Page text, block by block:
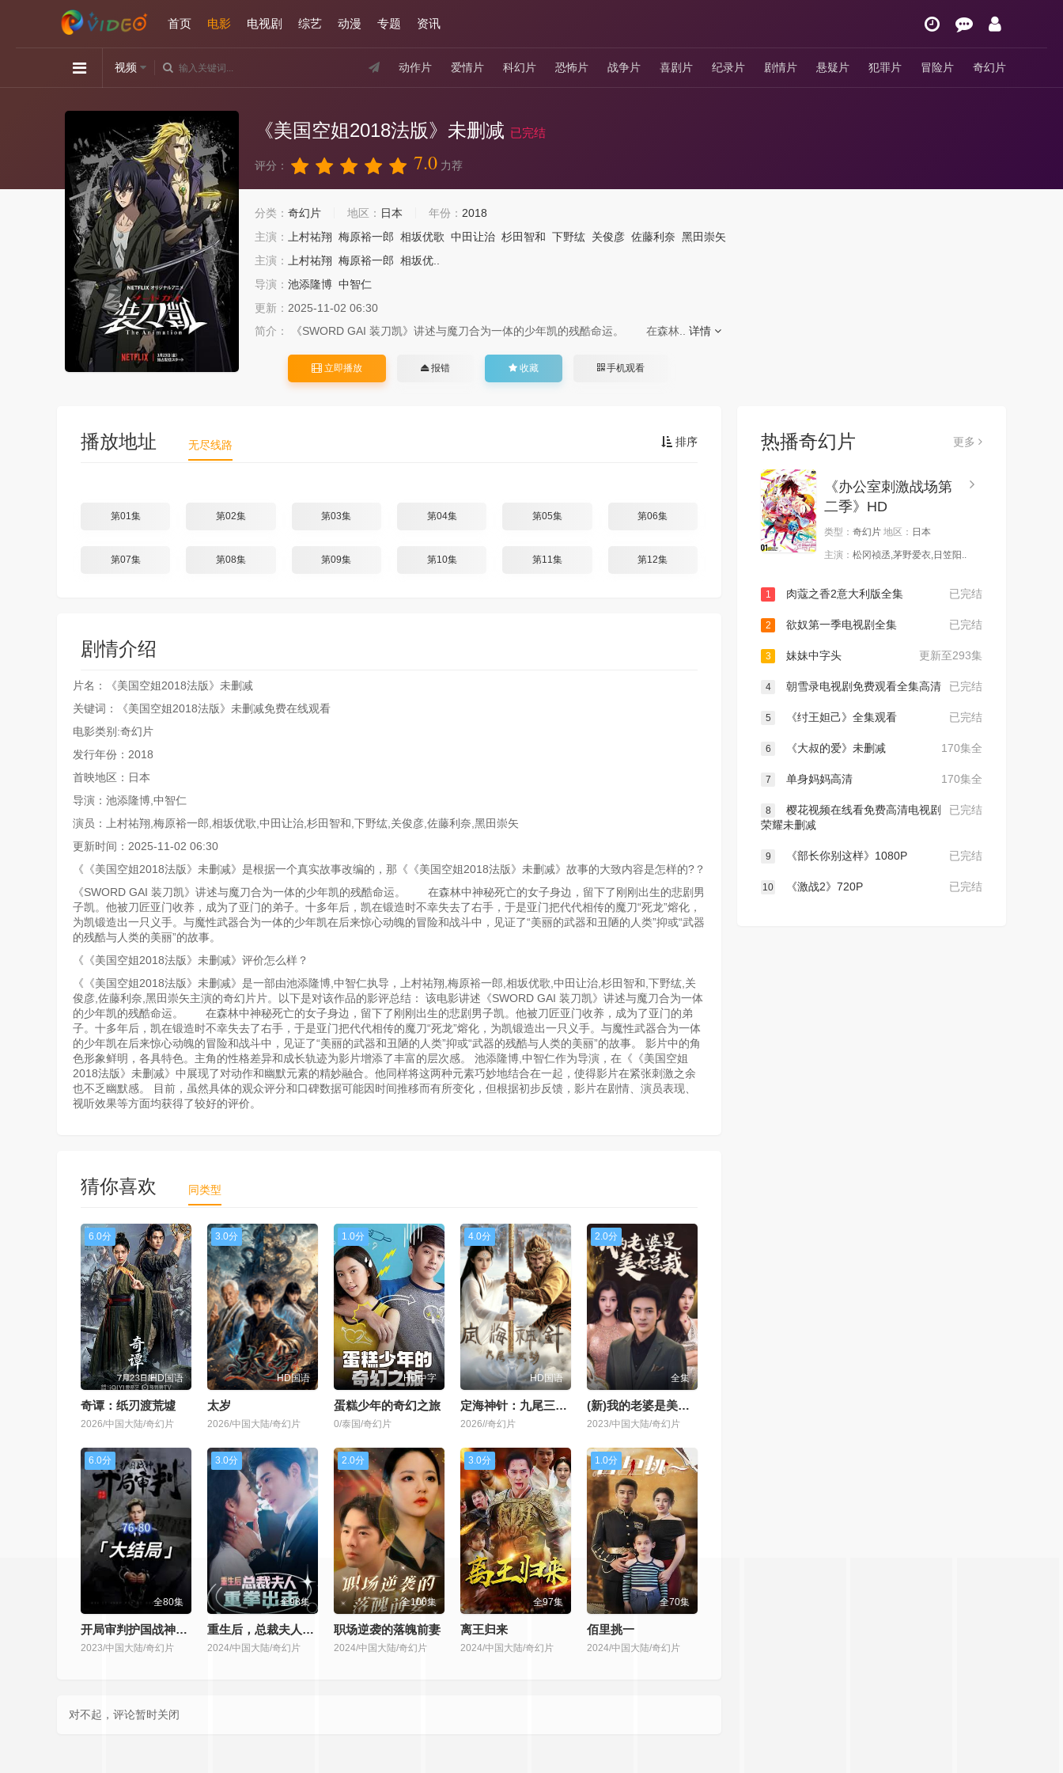
首页 电影 电视剧 综艺 动漫 专题 资讯
动作片 爱情片 科幻片 恐怖片 战争片 喜剧片 纪录片 剧情片 悬疑片 犯罪片 冒险片 奇幻片
视频
《美国空姐2018法版》未删减 已完结
评分： 7.0 力荐
分类： 奇幻片 地区： 日本 年份： 2018
主演：
上村祐翔 梅原裕一郎 相坂优歌 中田让治 杉田智和 下野纮 关俊彦 佐藤利奈 黑田崇矢
主演：
上村祐翔 梅原裕一郎 相坂优..
导演： 池添隆博 中智仁
更新： 2025-11-02 06:30
简介：
《SWORD GAI 装刀凯》讲述与魔刀合为一体的少年凯的残酷命运。 在森林.. 详情
立即播放 报错 收藏 手机观看
排序
播放地址 无尽线路
第01集 第02集 第03集 第04集 第05集 第06集
第07集 第08集 第09集 第10集 第11集 第12集
剧情介绍
片名：《美国空姐2018法版》未删减
关键词：《美国空姐2018法版》未删减免费在线观看
电影类别:奇幻片
发行年份：2018
首映地区：日本
导演：池添隆博,中智仁
演员：上村祐翔,梅原裕一郎,相坂优歌,中田让治,杉田智和,下野纮,关俊彦,佐藤利奈,黑田崇矢
更新时间：2025-11-02 06:30
《《美国空姐2018法版》未删减》是根据一个真实故事改编的，那《《美国空姐2018法版》未删减》故事的大致内容是怎样的?？
《SWORD GAI 装刀凯》讲述与魔刀合为一体的少年凯的残酷命运。 在森林中神秘死亡的女子身边，留下了刚刚出生的悲剧男
子凯。他被刀匠亚门收养，成为了亚门的弟子。十多年后，凯在锻造时不幸失去了右手，于是亚门把代代相传的魔刀“死龙”熔化，
为凯锻造出一只义手。与魔性武器合为一体的少年凯在后来惊心动魄的冒险和战斗中，见证了“美丽的武器和丑陋的人类”抑或“武器
的残酷与人类的美丽”的故事。
《《美国空姐2018法版》未删减》评价怎么样？
《《美国空姐2018法版》未删减》是一部由池添隆博,中智仁执导，上村祐翔,梅原裕一郎,相坂优歌,中田让治,杉田智和,下野纮,关
俊彦,佐藤利奈,黑田崇矢主演的奇幻片片。以下是对该作品的影评总结： 该电影讲述《SWORD GAI 装刀凯》讲述与魔刀合为一体
的少年凯的残酷命运。 在森林中神秘死亡的女子身边，留下了刚刚出生的悲剧男子凯。他被刀匠亚门收养，成为了亚门的弟
子。十多年后，凯在锻造时不幸失去了右手，于是亚门把代代相传的魔刀“死龙”熔化，为凯锻造出一只义手。与魔性武器合为一体
的少年凯在后来惊心动魄的冒险和战斗中，见证了“美丽的武器和丑陋的人类”抑或“武器的残酷与人类的美丽”的故事。 影片中的角
色形象鲜明，各具特色。主角的性格差异和成长轨迹为影片增添了丰富的层次感。 池添隆博,中智仁作为导演，在《《美国空姐
2018法版》未删减》中展现了对动作和幽默元素的精妙融合。他同样将这两种元素巧妙地结合在一起，使得影片在紧张刺激之余
也不乏幽默感。 目前，虽然具体的观众评分和口碑数据可能因时间推移而有所变化，但根据初步反馈，影片在剧情、演员表现、
视听效果等方面均获得了较好的评价。
猜你喜欢 同类型
6.0分
HD国语
奇谭：纸刃渡荒墟
2026/中国大陆/奇幻片
3.0分
HD国语
太岁
2026/中国大陆/奇幻片
1.0分
HD中字
蛋糕少年的奇幻之旅
0/泰国/奇幻片
4.0分
HD国语
定海神针：九尾三世劫
2026//奇幻片
2.0分
全集
(新)我的老婆是美女总裁
2023/中国大陆/奇幻片
6.0分
全80集
开局审判护国战神，护国十载我被送上审判庭
2023/中国大陆/奇幻片
3.0分
全98集
重生后，总裁夫人重拳出击
2024/中国大陆/奇幻片
2.0分
全100集
职场逆袭的落魄前妻
2024/中国大陆/奇幻片
3.0分
全97集
离王归来
2024/中国大陆/奇幻片
1.0分
全70集
佰里挑一
2024/中国大陆/奇幻片
热播奇幻片 更多
《办公室刺激战场第
二季》HD
类型： 奇幻片 地区： 日本
主演： 松冈祯丞,茅野爱衣,日笠阳..
已完结
1 肉蔻之香2意大利版全集
已完结
2 欲奴第一季电视剧全集
更新至293集
3 妹妹中字头
已完结
4 朝雪录电视剧免费观看全集高清
已完结
5 《纣王妲己》全集观看
170集全
6 《大叔的爱》未删减
170集全
7 单身妈妈高清
已完结
8
樱花视频在线看免费高清电视剧
荣耀未删减
已完结
9 《部长你别这样》1080P
已完结
10 《激战2》720P
对不起，评论暂时关闭